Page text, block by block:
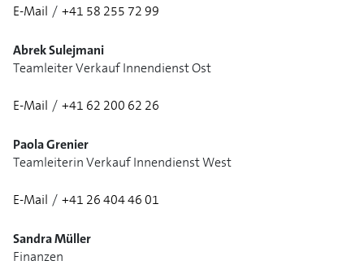
E-Mail / +41 58 255 72 99
Abrek Sulejmani
Teamleiter Verkauf Innendienst Ost
E-Mail / +41 62 200 62 26
Paola Grenier
Teamleiterin Verkauf Innendienst West
E-Mail / +41 26 404 46 01
Sandra Müller
Finanzen